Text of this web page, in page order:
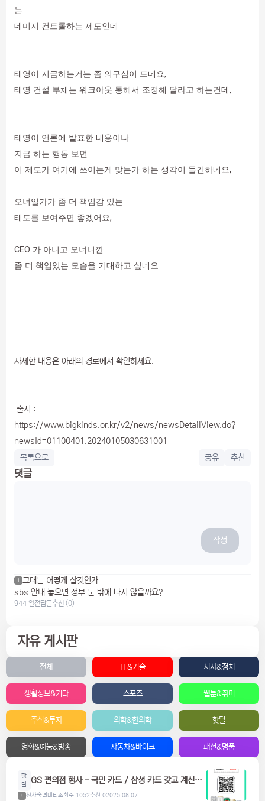
는
데미지 컨트롤하는 제도인데
태영이 지금하는거는 좀 의구심이 드네요,
태영 건설 부채는 워크아웃 통해서 조정해 달라고 하는건데,
태영이 언론에 발표한 내용이나
지금 하는 행동 보면
이 제도가 여기에 쓰이는게 맞는가 하는 생각이 들긴하네요,
오너일가가 좀 더 책임감 있는
태도를 보여주면 좋겠어요,
CEO 가 아니고 오너니깐
좀 더 책임있는 모습을 기대하고 싶네요
자세한 내용은 아래의 경로에서 확인하세요.
출처 :
https://www.bigkinds.or.kr/v2/news/newsDetailView.do?
newsId=01100401.20240105030631001
목록으로
공유 추천
댓글
작성
1
그대는 어떻게 살것인가
sbs 안내 놓으면 정부 눈 밖에 나지 않을까요?
944 일전답글추천 (0)
자유 게시판
전체 IT&기술 시사&정치
생활정보&기타 스포츠 웹툰&취미
주식&투자 의학&한의학 핫딜
영화&예능&방송 자동차&바이크 패션&명품
핫
딜
GS 편의점 행사 - 국민 카드 / 삼성 카드 갖고 계신분
1 천사숙녀네티조회수 1052추천 02025.08.07